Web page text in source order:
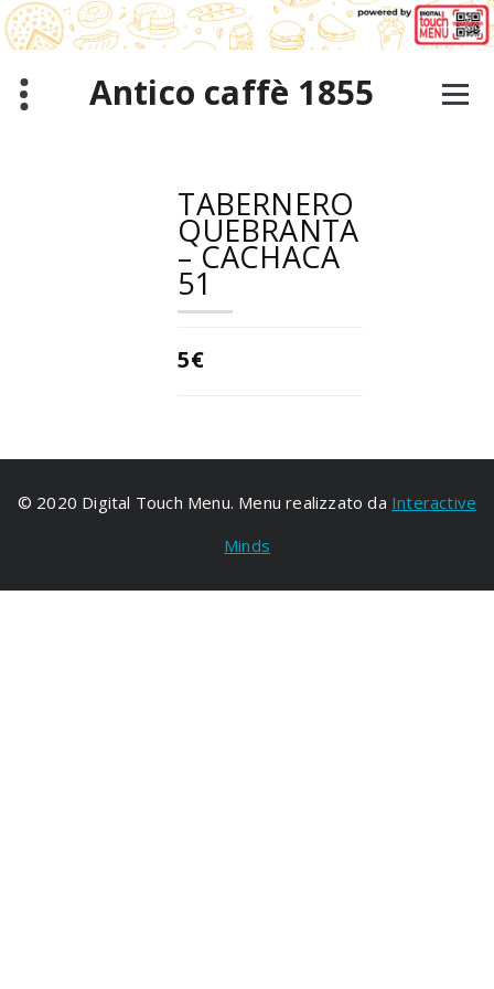
跳
至
正
Antico caffè 1855
TABERNERO
QUEBRANTA
– CACHACA
51
5€
© 2020 Digital Touch Menu. Menu realizzato da Interactive
Minds